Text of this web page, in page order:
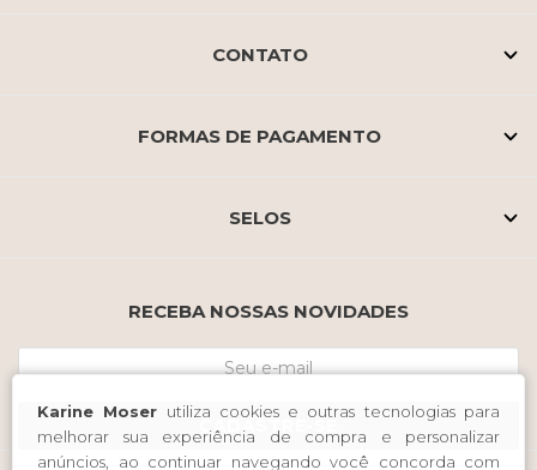
Karine Moser utiliza cookies e outras tecnologias para
melhorar sua experiência de compra e personalizar
anúncios, ao continuar navegando você concorda com
CONTATO
FORMAS DE PAGAMENTO
SELOS
RECEBA NOSSAS NOVIDADES